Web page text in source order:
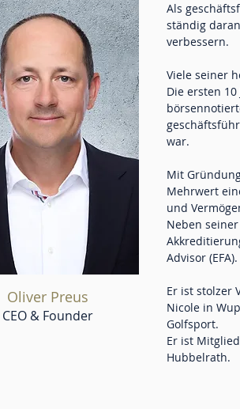
Oliver Preus
CEO & Founder
Als
ständig
verbessern.
Viele seiner
Die ersten
war.
Mit
Mehrwert
und
Neben
Advisor (EFA).
Er ist stolzer
Nicole in
Golfsport.
Er ist
Hubbelrath.